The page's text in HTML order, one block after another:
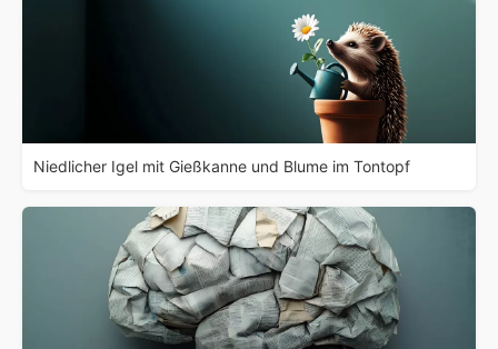
Niedlicher Igel mit Gießkanne und Blume im Tontopf